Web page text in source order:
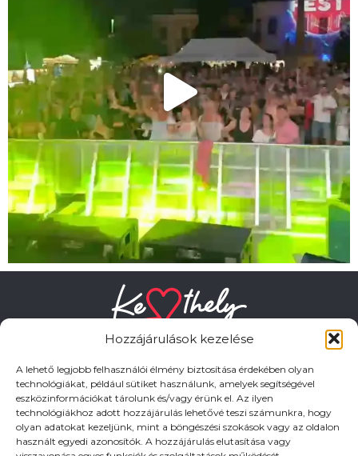
Hozzájárulások kezelése
A lehető legjobb felhasználói élmény biztosítása érdekében olyan
technológiákat, például sütiket használunk, amelyek segítségével
eszközinformációkat tárolunk és/vagy érünk el. Az ilyen
technológiákhoz adott hozzájárulás lehetővé teszi számunkra, hogy
olyan adatokat kezeljünk, mint a böngészési szokások vagy az oldalon
használt egyedi azonosítók. A hozzájárulás elutasítása vagy
HASZNOS LINKEK
Adatkezelési tájékoztató